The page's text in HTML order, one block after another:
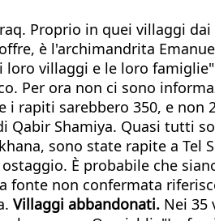
Proprio in quei villaggi
è l'archimandrita
villaggi e le loro
Per ora non ci sono
rapiti sarebbero 350, e non
Qabir Shamiya. Quasi tutti
sono state rapite a Tel
È probabile che
fonte non confermata
Villaggi abbandonati. Nei 35